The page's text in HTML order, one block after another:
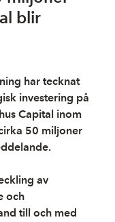
blir
har tecknat
investering på
Capital inom
50 miljoner
av
och
till och med